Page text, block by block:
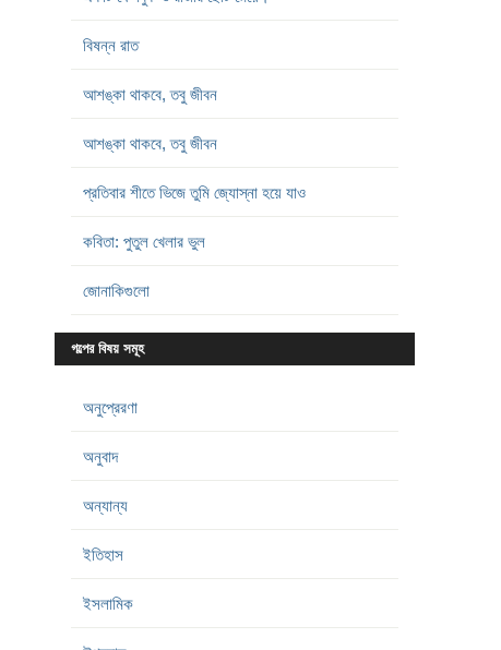
বিষন্ন রাত
আশঙ্কা থাকবে, তবু জীবন
আশঙ্কা থাকবে, তবু জীবন
প্রতিবার শীতে ভিজে তুমি জ্যোস্না হয়ে যাও
কবিতা: পুতুল খেলার ভুল
জোনাকিগুলো
গল্পের বিষয় সমূহ
অনুপ্রেরণা
অনুবাদ
অন্যান্য
ইতিহাস
ইসলামিক